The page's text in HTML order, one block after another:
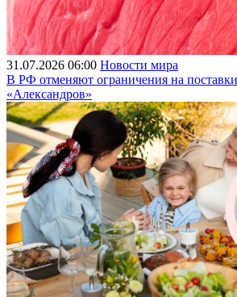
31.07.2026 06:00 Новости мира
В РФ отменяют ограничения на
«Александров»